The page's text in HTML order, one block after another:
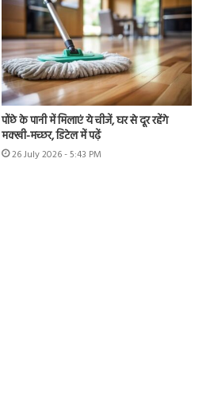
पोंछे के पानी में मिलाएं ये चीजें, घर से दूर रहेंगे
मक्खी-मच्छर, डिटेल में पढ़ें
26 July 2026 - 5:43 PM